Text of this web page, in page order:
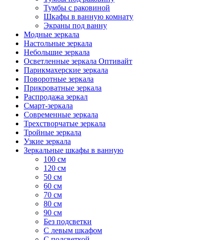
Тумбы с раковиной
Шкафы в ванную комнату
Экраны под ванну
Модные зеркала
Настольные зеркала
Небольшие зеркала
Осветленные зеркала Оптивайт
Парикмахерские зеркала
Поворотные зеркала
Прикроватные зеркала
Распродажа зеркал
Смарт-зеркала
Современные зеркала
Трехстворчатые зеркала
Тройные зеркала
Узкие зеркала
Зеркальные шкафы в ванную
100 см
120 см
50 см
60 см
70 см
80 см
90 см
Без подсветки
С левым шкафом